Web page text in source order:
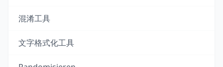
混淆工具
文字格式化工具